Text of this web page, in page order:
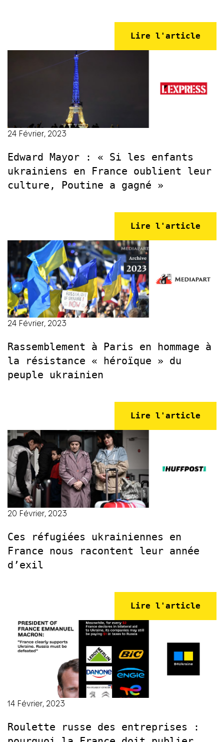
Lire l'article
24 Février, 2023
Edward Mayor : « Si les enfants
ukrainiens en France oublient leur
culture, Poutine a gagné »
Lire l'article
24 Février, 2023
Rassemblement à Paris en hommage à
la résistance « héroïque » du
peuple ukrainien
Lire l'article
20 Février, 2023
Ces réfugiées ukrainiennes en
France nous racontent leur année
d’exil
Lire l'article
14 Février, 2023
Roulette russe des entreprises :